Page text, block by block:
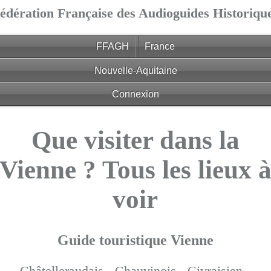
Française des Audioguides
FFAGH France
Nouvelle-Aquitaine
Connexion
Que visiter dans la
? Tous les lieux à
voir
Guide touristique Vienne